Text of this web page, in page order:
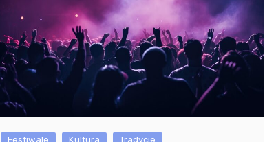
Festiwale Kultura Tradycje